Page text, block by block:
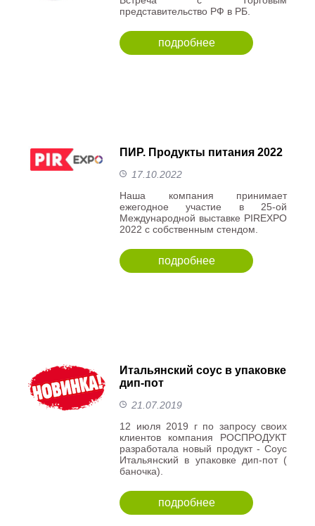
представительство РФ в РБ.
подробнее
ПИР. Продукты питания 2022
17.10.2022
Наша компания принимает
ежегодное участие в 25-ой
Международной выставке PIREXPO
2022 с собственным стендом.
подробнее
Итальянский соус в упаковке
дип-пот
21.07.2019
12 июля 2019 г по запросу своих
клиентов компания РОСПРОДУКТ
разработала новый продукт - Соус
Итальянский в упаковке дип-пот (
баночка).
подробнее